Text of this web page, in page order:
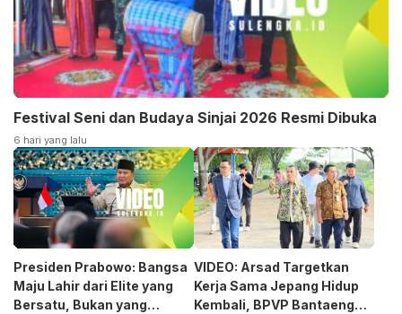
Festival Seni dan Budaya Sinjai 2026 Resmi Dibuka
6 hari yang lalu
Presiden Prabowo: Bangsa
Maju Lahir dari Elite yang
Bersatu, Bukan yang
VIDEO: Arsad Targetkan
Kerja Sama Jepang Hidup
Kembali, BPVP Bantaeng